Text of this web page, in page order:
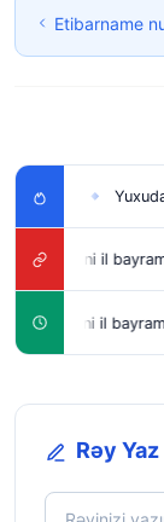
Etibarname
Yuxuda pox
Yeni il bayramı ◆
Yeni il bayramı ◆
Rəy Yaz